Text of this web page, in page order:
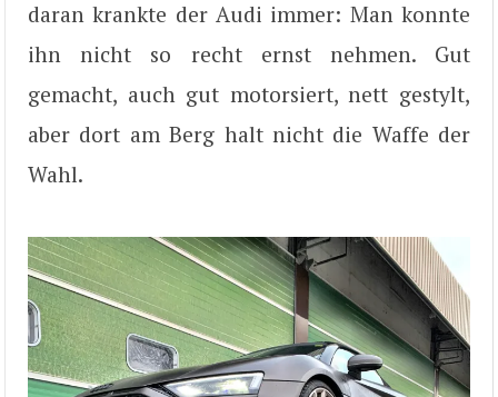
daran krankte der Audi immer: Man konnte
ihn nicht so recht ernst nehmen. Gut
gemacht, auch gut motorsiert, nett gestylt,
aber dort am Berg halt nicht die Waffe der
Wahl.